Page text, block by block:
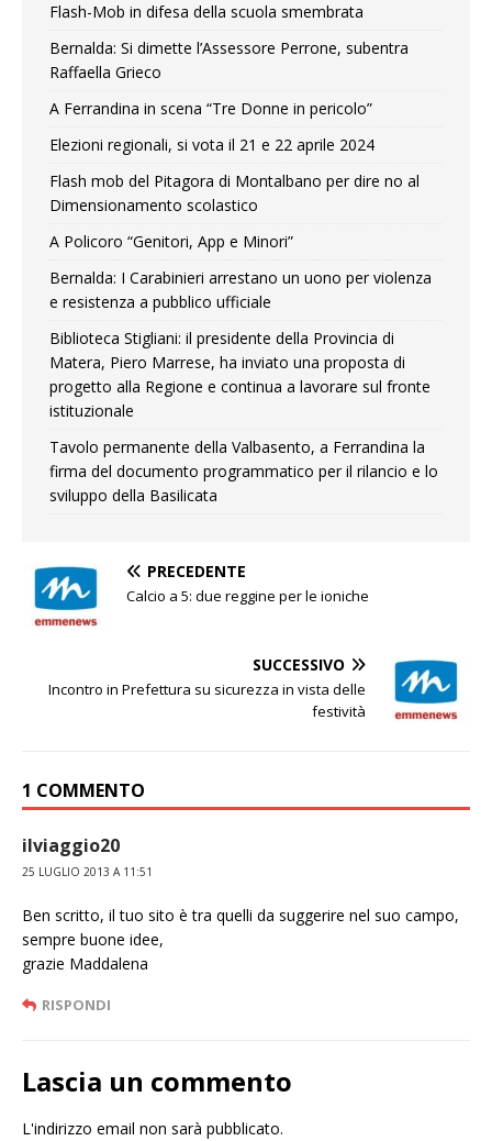
Flash-Mob in difesa della scuola smembrata
Bernalda: Si dimette l’Assessore Perrone, subentra
Raffaella Grieco
A Ferrandina in scena “Tre Donne in pericolo”
Elezioni regionali, si vota il 21 e 22 aprile 2024
Flash mob del Pitagora di Montalbano per dire no al
Dimensionamento scolastico
A Policoro “Genitori, App e Minori”
Bernalda: I Carabinieri arrestano un uono per violenza
e resistenza a pubblico ufficiale
Biblioteca Stigliani: il presidente della Provincia di
Matera, Piero Marrese, ha inviato una proposta di
progetto alla Regione e continua a lavorare sul fronte
istituzionale
Tavolo permanente della Valbasento, a Ferrandina la
firma del documento programmatico per il rilancio e lo
sviluppo della Basilicata
PRECEDENTE
Calcio a 5: due reggine per le ioniche
SUCCESSIVO
Incontro in Prefettura su sicurezza in vista delle
festività
1 COMMENTO
ilviaggio20
25 LUGLIO 2013 A 11:51
Ben scritto, il tuo sito è tra quelli da suggerire nel suo campo,
sempre buone idee,
grazie Maddalena
RISPONDI
Lascia un commento
L'indirizzo email non sarà pubblicato.